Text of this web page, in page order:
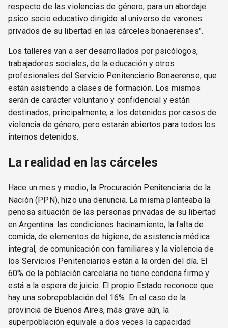
respecto de las violencias de género, para un abordaje
psico socio educativo dirigido al universo de varones
privados de su libertad en las cárceles bonaerenses".
Los talleres van a ser desarrollados por psicólogos,
trabajadores sociales, de la educación y otros
profesionales del Servicio Penitenciario Bonaerense, que
están asistiendo a clases de formación. Los mismos
serán de carácter voluntario y confidencial y están
destinados, principalmente, a los detenidos por casos de
violencia de género, pero estarán abiertos para todos los
internos detenidos.
La realidad en las cárceles
Hace un mes y medio, la Procuración Penitenciaria de la
Nación (PPN), hizo una denuncia. La misma planteaba la
penosa situación de las personas privadas de su libertad
en Argentina: las condiciones hacinamiento, la falta de
comida, de elementos de higiene, de asistencia médica
integral, de comunicación con familiares y la violencia de
los Servicios Penitenciarios están a la orden del día. El
60% de la población carcelaria no tiene condena firme y
está a la espera de juicio. El propio Estado reconoce que
hay una sobrepoblación del 16%. En el caso de la
provincia de Buenos Aires, más grave aún, la
superpoblación equivale a dos veces la capacidad